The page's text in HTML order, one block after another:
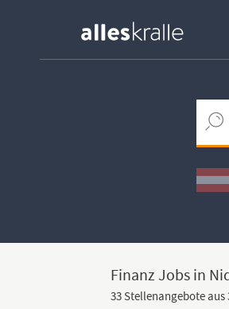
Finanz Jobs in
33 Stellenangebote